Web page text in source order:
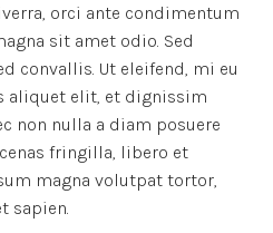
orci ante condimentum
sit amet odio. Sed
convallis. Ut eleifend, mi eu
aliquet elit, et dignissim
non nulla a diam posuere
fringilla, libero et
magna volutpat tortor,
sapien.